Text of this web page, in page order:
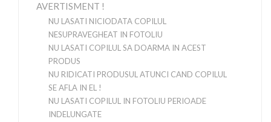
AVERTISMENT !
NU LASATI NICIODATA COPILUL
NESUPRAVEGHEAT IN FOTOLIU
NU LASATI COPILUL SA DOARMA IN ACEST
PRODUS
NU RIDICATI PRODUSUL ATUNCI CAND COPILUL
SE AFLA IN EL !
NU LASATI COPILUL IN FOTOLIU PERIOADE
INDELUNGATE